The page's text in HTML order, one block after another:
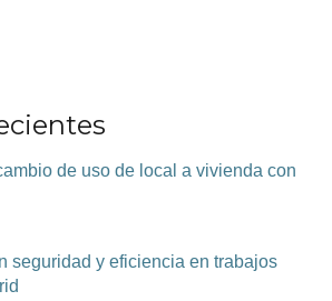
de uso de local a vivienda con
seguridad y eficiencia en trabajos